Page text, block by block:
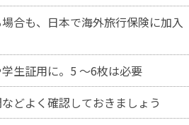
合も、日本で海外旅行保険に加入
生証用に。5 ～6枚は必要
どよく確認しておきましょう